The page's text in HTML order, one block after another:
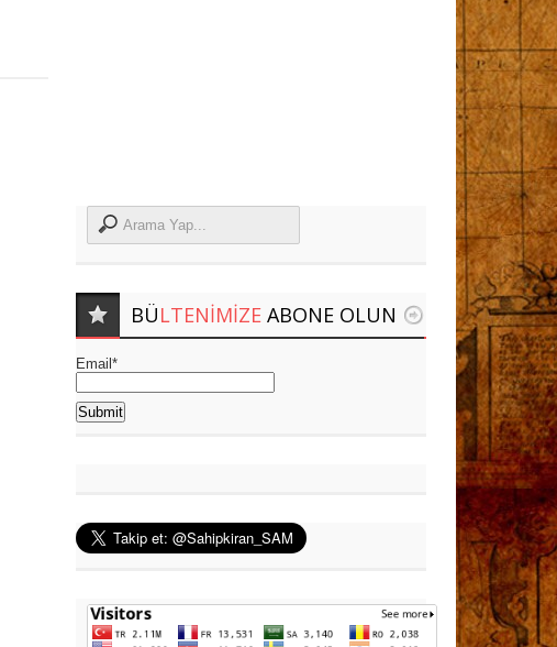
BÜLTENIMIZE ABONE OLUN
Email*